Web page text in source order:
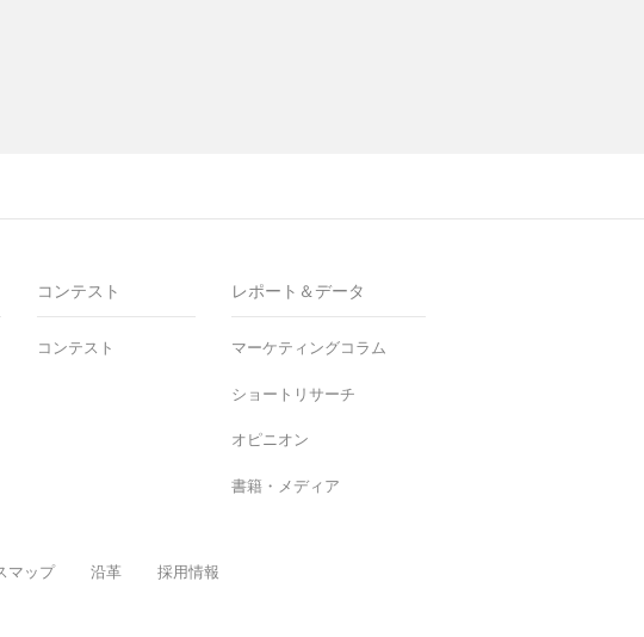
コンテスト
コンテスト
レポート＆データ
マーケティングコラム
ショートリサーチ
オピニオン
書籍・メディア
マップ 沿革 採用情報